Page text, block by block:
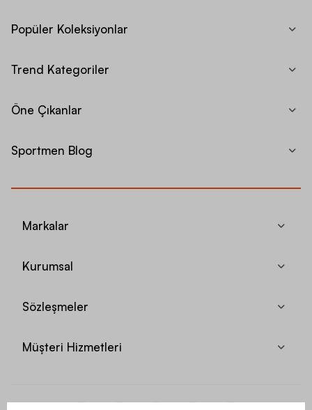
Popüler Koleksiyonlar
Trend Kategoriler
Öne Çıkanlar
Sportmen Blog
Markalar
Kurumsal
Sözleşmeler
Müşteri Hizmetleri